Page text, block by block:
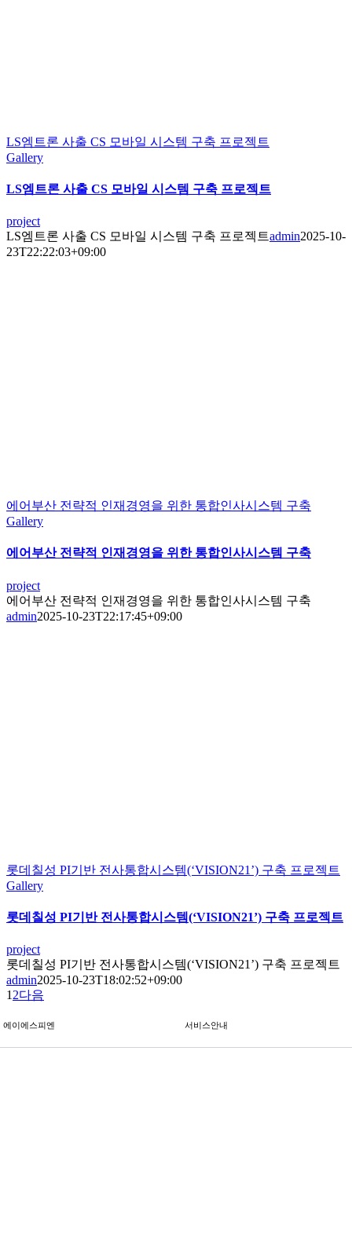
LS엠트론 사출 CS 모바일 시스템 구축 프로젝트
Gallery
LS엠트론 사출 CS 모바일 시스템 구축 프로젝트
project
LS엠트론 사출 CS 모바일 시스템 구축 프로젝트admin2025-10-
23T22:22:03+09:00
에어부산 전략적 인재경영을 위한 통합인사시스템 구축
Gallery
에어부산 전략적 인재경영을 위한 통합인사시스템 구축
project
에어부산 전략적 인재경영을 위한 통합인사시스템 구축
admin2025-10-23T22:17:45+09:00
롯데칠성 PI기반 전사통합시스템(‘VISION21’) 구축 프로젝트
Gallery
롯데칠성 PI기반 전사통합시스템(‘VISION21’) 구축 프로젝트
project
롯데칠성 PI기반 전사통합시스템(‘VISION21’) 구축 프로젝트
admin2025-10-23T18:02:52+09:00
1 2다음
에이에스피엔 서비스안내